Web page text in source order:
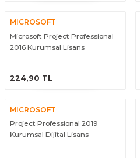
MICROSOFT
Microsoft Project Professional
2016 Kurumsal Lisans
224,90 TL
MICROSOFT
Project Professional 2019
Kurumsal Dijital Lisans